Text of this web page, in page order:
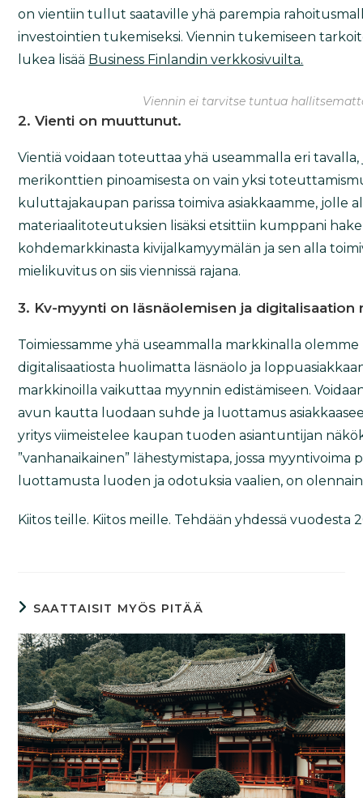
on vientiin tullut saataville yhä parempia
investointien tukemiseksi. Viennin tukemiseen
lukea lisää Business Finlandin verkkosivuilta.
Viennin ei tarvitse tuntua
2. Vienti on muuttunut.
Vientiä voidaan toteuttaa yhä useammalla eri
merikonttien pinoamisesta on vain yksi
kuluttajakaupan parissa toimiva asiakkaamme, jolle
materiaalitoteutuksien lisäksi etsittiin kumppani
kohdemarkkinasta kivijalkamyymälän ja sen alla
mielikuvitus on siis viennissä rajana.
3. Kv-myynti on läsnäolemisen ja
Toimiessamme yhä useammalla markkinalla
digitalisaatiosta huolimatta läsnäolo ja
markkinoilla vaikuttaa myynnin edistämiseen.
avun kautta luodaan suhde ja luottamus
yritys viimeistelee kaupan tuoden asiantuntijan
”vanhanaikainen” lähestymistapa, jossa
luottamusta luoden ja odotuksia vaalien, on
Kiitos teille. Kiitos meille. Tehdään yhdessä vuodesta
SAATTAISIT MYÖS PITÄÄ